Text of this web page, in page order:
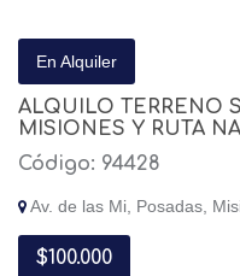
En Alquiler
ALQUILO TERRENO
MISIONES Y RUTA
Código: 94428
Av. de las Mi, Posadas,
$100.000